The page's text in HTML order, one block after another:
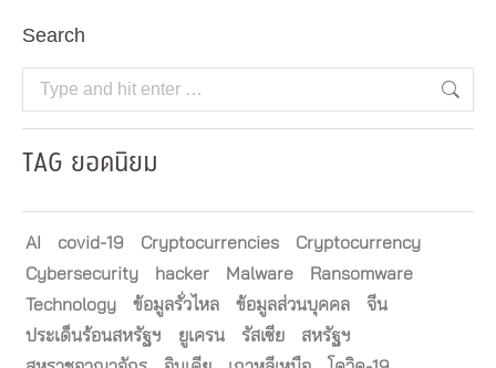
Search
Search:
TAG ยอดนิยม
AI covid-19 Cryptocurrencies
Cryptocurrency
Cybersecurity
hacker Malware
Ransomware
Technology
ข้อมูลรั่วไหล ข้อมูลส่วนบุคคล
จีน
ประเด็นร้อนสหรัฐฯ
ยูเครน รัสเซีย
สหรัฐฯ